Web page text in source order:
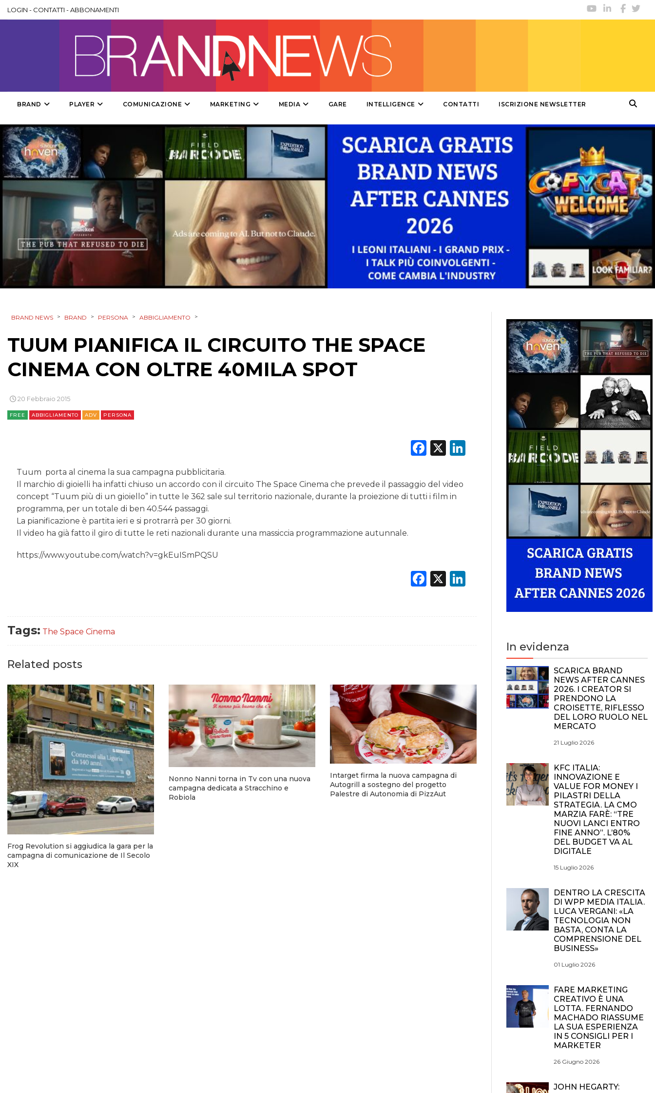
DESIGN
PUNTI VENDITA
CSR
STRATEGIE
CINEMA
DATI
PREVISIONI/SCENARI
LOGIN - CONTATTI -ABBONAMENTI
BRAND PLAYER COMUNICAZIONE MARKETING MEDIA GARE INTELLIGENCE CONTATTI ISCRIZIONE NEWSLETTER
BRAND NEWS > BRAND > PERSONA > ABBIGLIAMENTO >
TUUM PIANIFICA IL CIRCUITO THE SPACE
CINEMA CON OLTRE 40MILA SPOT
20 Febbraio 2015
FREE ABBIGLIAMENTO ADV PERSONA
Facebook
X LinkedIn
Tuum porta al cinema la sua campagna pubblicitaria.
Il marchio di gioielli ha infatti chiuso un accordo con il circuito The Space Cinema che prevede il passaggio del video
concept “Tuum più di un gioiello” in tutte le 362 sale sul territorio nazionale, durante la proiezione di tutti i film in
programma, per un totale di ben 40.544 passaggi.
La pianificazione è partita ieri e si protrarrà per 30 giorni.
Il video ha già fatto il giro di tutte le reti nazionali durante una massiccia programmazione autunnale.
https://www.youtube.com/watch?v=gkEuISmPQSU
Facebook
X LinkedIn
Tags: The Space Cinema
Related posts
Frog Revolution si aggiudica la gara per la
campagna di comunicazione de Il Secolo
XIX
Nonno Nanni torna in Tv con una nuova
campagna dedicata a Stracchino e
Robiola
Intarget firma la nuova campagna di
Autogrill a sostegno del progetto
Palestre di Autonomia di PizzAut
In evidenza
SCARICA BRAND
NEWS AFTER CANNES
2026. I CREATOR SI
PRENDONO LA
CROISETTE, RIFLESSO
DEL LORO RUOLO NEL
MERCATO
21 Luglio 2026
KFC ITALIA:
INNOVAZIONE E
VALUE FOR MONEY I
PILASTRI DELLA
STRATEGIA. LA CMO
MARZIA FARÈ: “TRE
NUOVI LANCI ENTRO
FINE ANNO”. L’80%
DEL BUDGET VA AL
DIGITALE
15 Luglio 2026
DENTRO LA CRESCITA
DI WPP MEDIA ITALIA.
LUCA VERGANI: «LA
TECNOLOGIA NON
BASTA, CONTA LA
COMPRENSIONE DEL
BUSINESS»
01 Luglio 2026
FARE MARKETING
CREATIVO È UNA
LOTTA. FERNANDO
MACHADO RIASSUME
LA SUA ESPERIENZA
IN 5 CONSIGLI PER I
MARKETER
26 Giugno 2026
JOHN HEGARTY: